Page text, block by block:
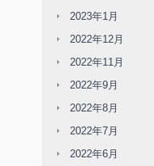
2023年1月
2022年12月
2022年11月
2022年9月
2022年8月
2022年7月
2022年6月